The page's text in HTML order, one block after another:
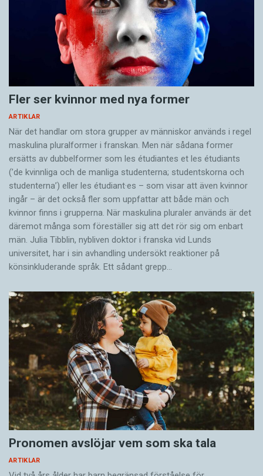
Fler ser kvinnor med nya former
ARTIKLAR
När det handlar om stora grupper av människor används i regel
maskulina pluralformer i franskan. Men när sådana ­former
ersätts av dubbel­former som les étudiantes et les étudiants
(’de kvinnliga och de manliga studenterna; studentskorna och
studenterna’) eller les étudiant·es – som visar att även kvinnor
ingår – är det också fler som uppfattar att både män och
kvinnor finns i grupperna. När maskulina pluraler används är det
där­emot många som föreställer sig att det rör sig om enbart
män. Julia Tibblin, nybliven doktor i franska vid Lunds
universitet, har i sin avhandling undersökt reaktioner på
könsinkluderande språk. Ett sådant grepp…
Pronomen avslöjar vem som ska tala
ARTIKLAR